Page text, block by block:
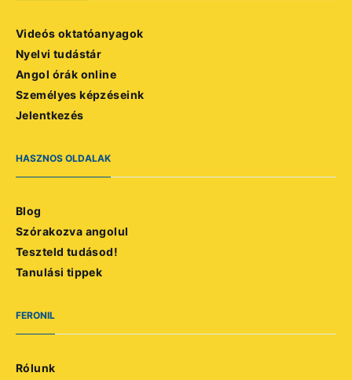
Videós oktatóanyagok
Nyelvi tudástár
Angol órák online
Személyes képzéseink
Jelentkezés
HASZNOS OLDALAK
Blog
Szórakozva angolul
Teszteld tudásod!
Tanulási tippek
FERONIL
Rólunk